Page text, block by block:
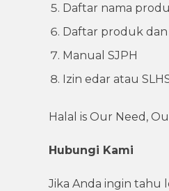
Daftar nama
Daftar produk
Manual SJPH
Izin edar atau
Halal is Our Need,
Hubungi Kami
Jika Anda ingin